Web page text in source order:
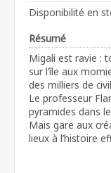
Disponibilité en
Résumé
Migali est ravie :
sur l’île aux
des milliers de
Le professeur
pyramides dans
Mais gare aux
lieux à l’histoire